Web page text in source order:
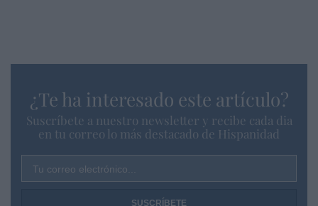
¿Te ha interesado este artículo?
Suscríbete a nuestro newsletter y recibe cada dia
en tu correo lo más destacado de Hispanidad
Tu correo electrónico...